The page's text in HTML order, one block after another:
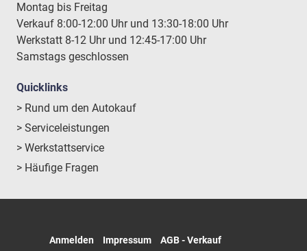
Montag bis Freitag
Verkauf 8:00-12:00 Uhr und 13:30-18:00 Uhr
Werkstatt 8-12 Uhr und 12:45-17:00 Uhr
Samstags geschlossen
Quicklinks
> Rund um den Autokauf
> Serviceleistungen
> Werkstattservice
> Häufige Fragen
Anmelden Impressum
AGB - Verkauf